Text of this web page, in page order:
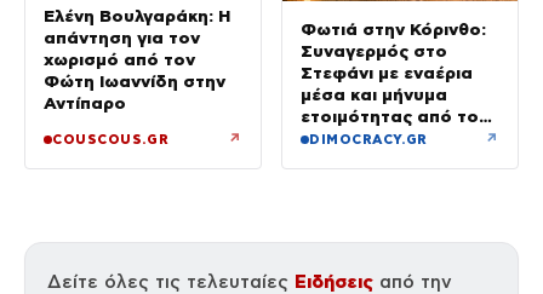
Ελένη Βουλγαράκη: Η
απάντηση για τον
χωρισμό από τον
Φώτη Ιωαννίδη στην
Αντίπαρο
COUSCOUS.GR ↗
Φωτιά στην Κόρινθο:
Συναγερμός στο
Στεφάνι με εναέρια
μέσα και μήνυμα
ετοιμότητας από το
112DIMOCRACY.GR ↗
Δείτε όλες τις τελευταίες Ειδήσεις από την